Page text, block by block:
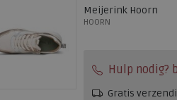
Meijerink Hoorn
HOORN
Hulp nodig?
Gratis